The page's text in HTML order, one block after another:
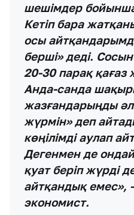
шешімдер бойынша
Кетіп бара
осы
берші» деді.
20-30 парақ қағаз
Анда-санда
жазғандарыңды
жүрмін» деп
көңілімді аулап
Дегенмен де
қуат беріп жүрді
айтқандық емес», –
экономист.